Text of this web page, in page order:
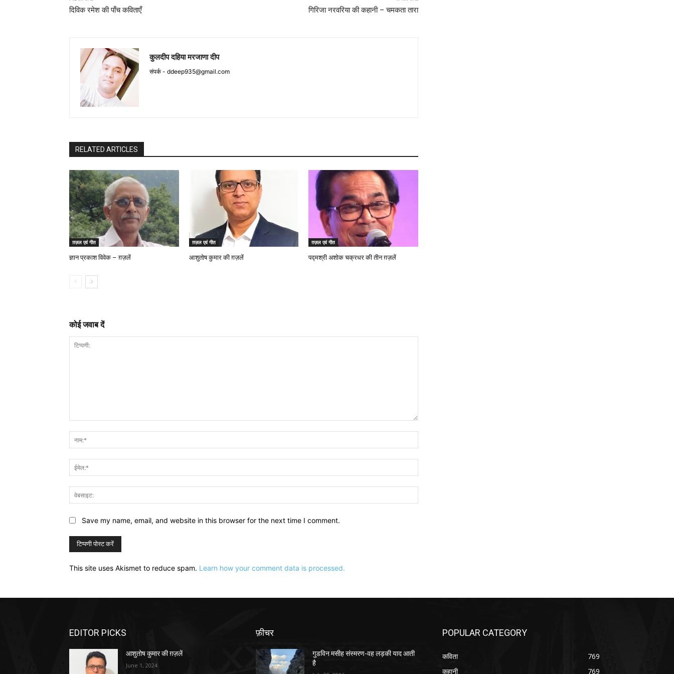
दिविक रमेश की पाँच कविताएँ गिरिजा नरवरिया की कहानी – चमकता तारा
कुलदीप दहिया मरजाणा दीप
संपर्क - ddeep935@gmail.com
RELATED ARTICLES
ग़ज़ल एवं गीत
ज्ञान प्रकाश विवेक – ग़ज़लें
ग़ज़ल एवं गीत
आशुतोष कुमार की ग़ज़लें
ग़ज़ल एवं गीत
पद्मश्री अशोक चक्रधर की तीन ग़ज़लें
कोई जवाब दें
Save my name, email, and website in this browser for the next time I comment.
This site uses Akismet to reduce spam. Learn how your comment data is processed.
EDITOR PICKS
आशुतोष कुमार की ग़ज़लें
June 1, 2024
फ़ीचर
गुडविन मसीह संस्मरण-वह लड़की याद आती
है
POPULAR CATEGORY
कविता
769
कहानी
769